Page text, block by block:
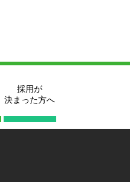
採用が
決まった方へ